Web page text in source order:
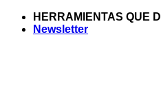
Saltar
HERRAMIENTAS QUE
Newsletter